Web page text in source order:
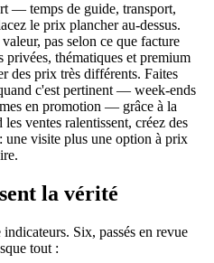
— temps de guide, transport,
le prix plancher au-dessus.
pas selon ce que facture
privées, thématiques et premium
des prix très différents. Faites
c'est pertinent — week-ends
en promotion — grâce à la
les ventes ralentissent, créez des
une visite plus une option à prix
la vérité
Six, passés en revue
tout :